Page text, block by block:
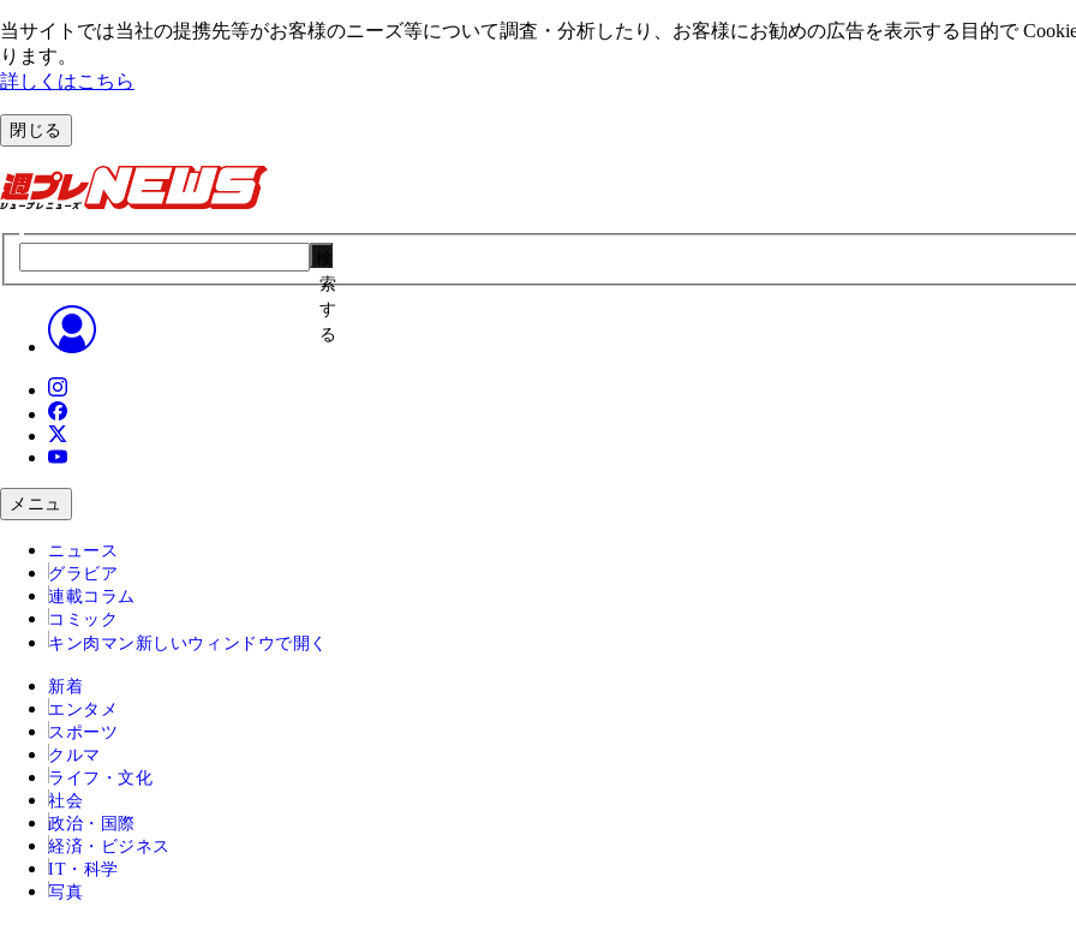
当サイトでは当社の提携先等がお客様のニーズ等について調査・分析したり、お客様にお勧めの広告を表⽰する⽬的で
ります。
詳しくはこちら
閉じる
索
す
る
メニュ
ニュース
グラビア
連載コラム
コミック
キン肉マン 新しいウィンドウで開く
新着
エンタメ
スポーツ
クルマ
ライフ・文化
社会
政治・国際
経済・ビジネス
IT・科学
写真